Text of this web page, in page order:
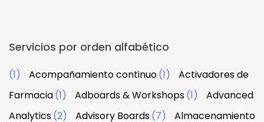
Servicios por orden alfabético
(1) Acompañamiento continuo(1)
Activadores de
Farmacia(1) Adboards & Workshops(1)
Advanced
Analytics(2) Advisory Boards(7)
Almacenamiento